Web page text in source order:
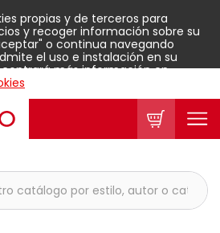
propias y de terceros para
y recoger información sobre su
o continua navegando
el uso e instalación en su
más información en